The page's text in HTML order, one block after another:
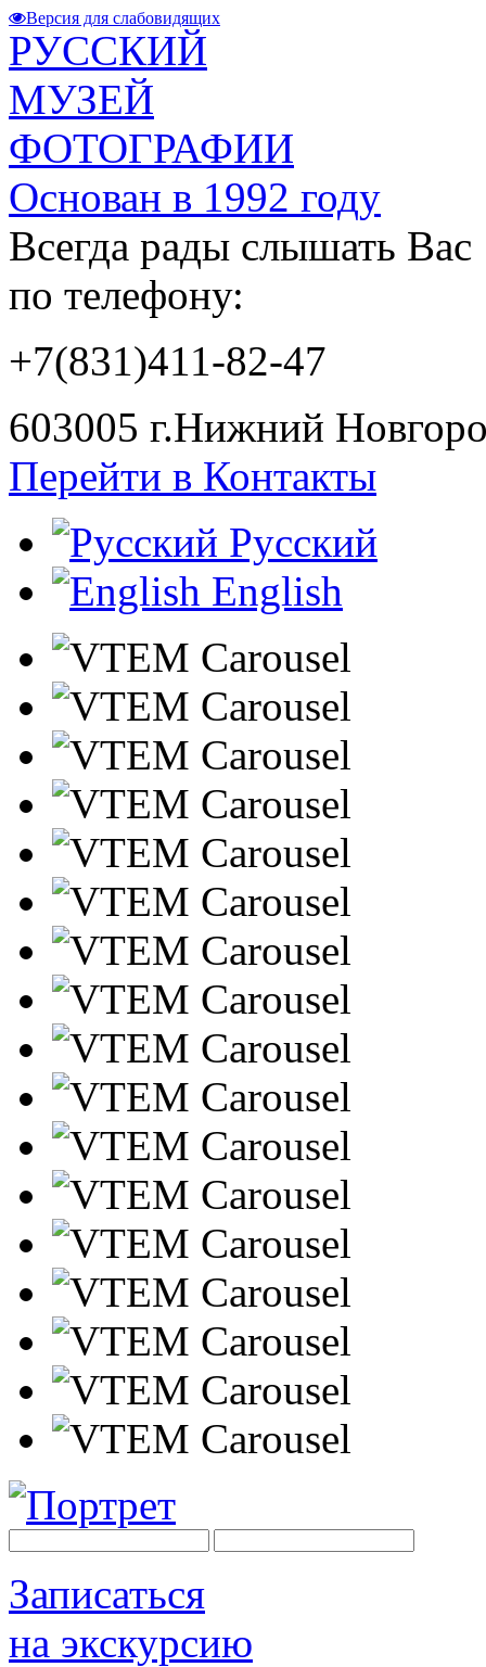
Версия для слабовидящих
РУССКИЙ
МУЗЕЙ
ФОТОГРАФИИ
Основан в 1992 году
Всегда рады слышать Вас
по телефону:
+7(831)411-82-47
603005 г.Нижний
Перейти в Контакты
Русский
English
Записаться
на экскурсию